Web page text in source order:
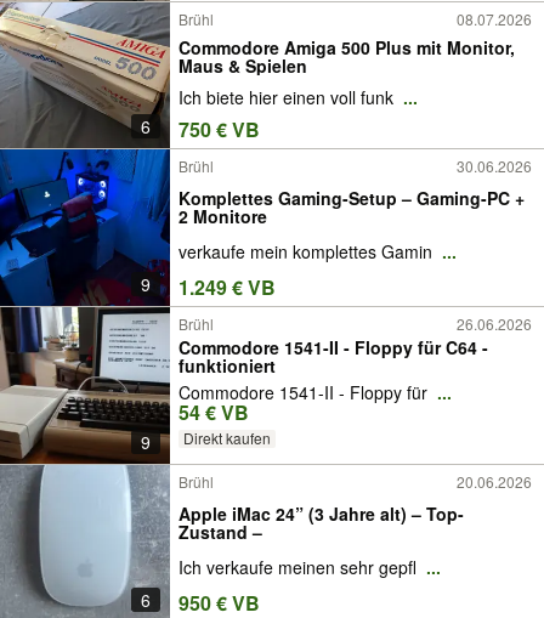
6
Brühl 08.07.2026
Commodore Amiga 500 Plus mit Monitor,
Maus & Spielen
Ich biete hier einen voll funk ...
750 € VB
9
Brühl 30.06.2026
Komplettes Gaming-Setup – Gaming-PC +
2 Monitore
verkaufe mein komplettes Gamin ...
1.249 € VB
9
Brühl 26.06.2026
Commodore 1541-II - Floppy für C64 -
funktioniert
Commodore 1541-II - Floppy für ...
54 € VB
Direkt kaufen
6
Brühl 20.06.2026
Apple iMac 24” (3 Jahre alt) – Top-
Zustand –
Ich verkaufe meinen sehr gepfl ...
950 € VB